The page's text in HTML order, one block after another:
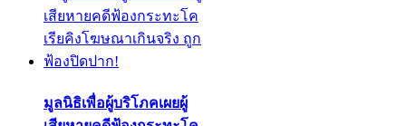
มูลนิธิเพื่อผู้บริโภคเผยผู้